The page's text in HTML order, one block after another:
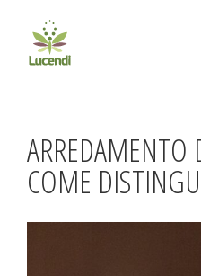
contenuto
ARREDAMENTO
COME